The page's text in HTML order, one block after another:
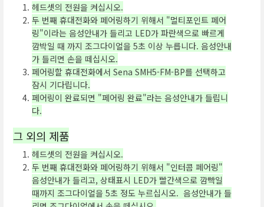
헤드셋의 전원을 켜십시오.
두 번째 휴대전화와 페어링하기 위해서 "멀티포인트 페어
링"이라는 음성안내가 들리고 LED가 파란색으로 빠르게
깜박일 때 까지 조그다이얼을 5초 이상 누릅니다. 음성안내
가 들리면 손을 떼십시오.
페어링할 휴대전화에서 Sena SMH5-FM-BP를 선택하고
잠시 기다립니다.
페어링이 완료되면 "페어링 완료"라는 음성안내가 들립니
다.
그 외의 제품
헤드셋의 전원을 켜십시오.
두 번째 휴대전화와 페어링하기 위해서 "인터콤 페어링"
음성안내가 들리고, 상태표시 LED가 빨간색으로 깜빡일
때까지 조그다이얼을 5초 정도 누르십시오. 음성안내가 들